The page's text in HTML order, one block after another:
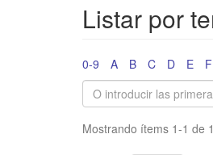
Listar por
0-9 A B C D E F
Mostrando ítems 1-1 de 1